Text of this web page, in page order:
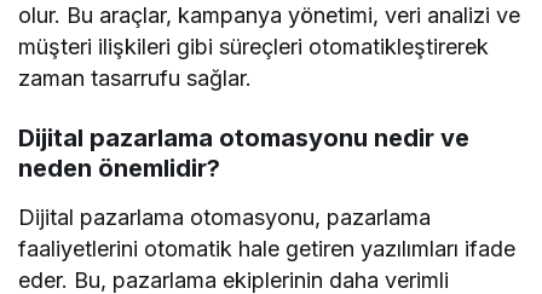
olur. Bu araçlar, kampanya yönetimi, veri analizi ve
müşteri ilişkileri gibi süreçleri otomatikleştirerek
zaman tasarrufu sağlar.
Dijital pazarlama otomasyonu nedir ve
neden önemlidir?
Dijital pazarlama otomasyonu, pazarlama
faaliyetlerini otomatik hale getiren yazılımları ifade
eder. Bu, pazarlama ekiplerinin daha verimli